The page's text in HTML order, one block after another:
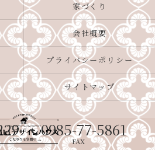
0985-77-5861
FAX
家づくり
会社概要
プライバシーポリシー
サイトマップ